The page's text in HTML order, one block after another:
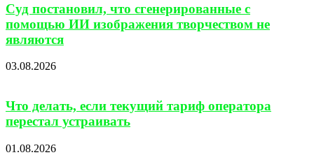
Суд постановил, что сгенерированные с
помощью ИИ изображения творчеством не
являются
03.08.2026
Что делать, если текущий тариф оператора
перестал устраивать
01.08.2026